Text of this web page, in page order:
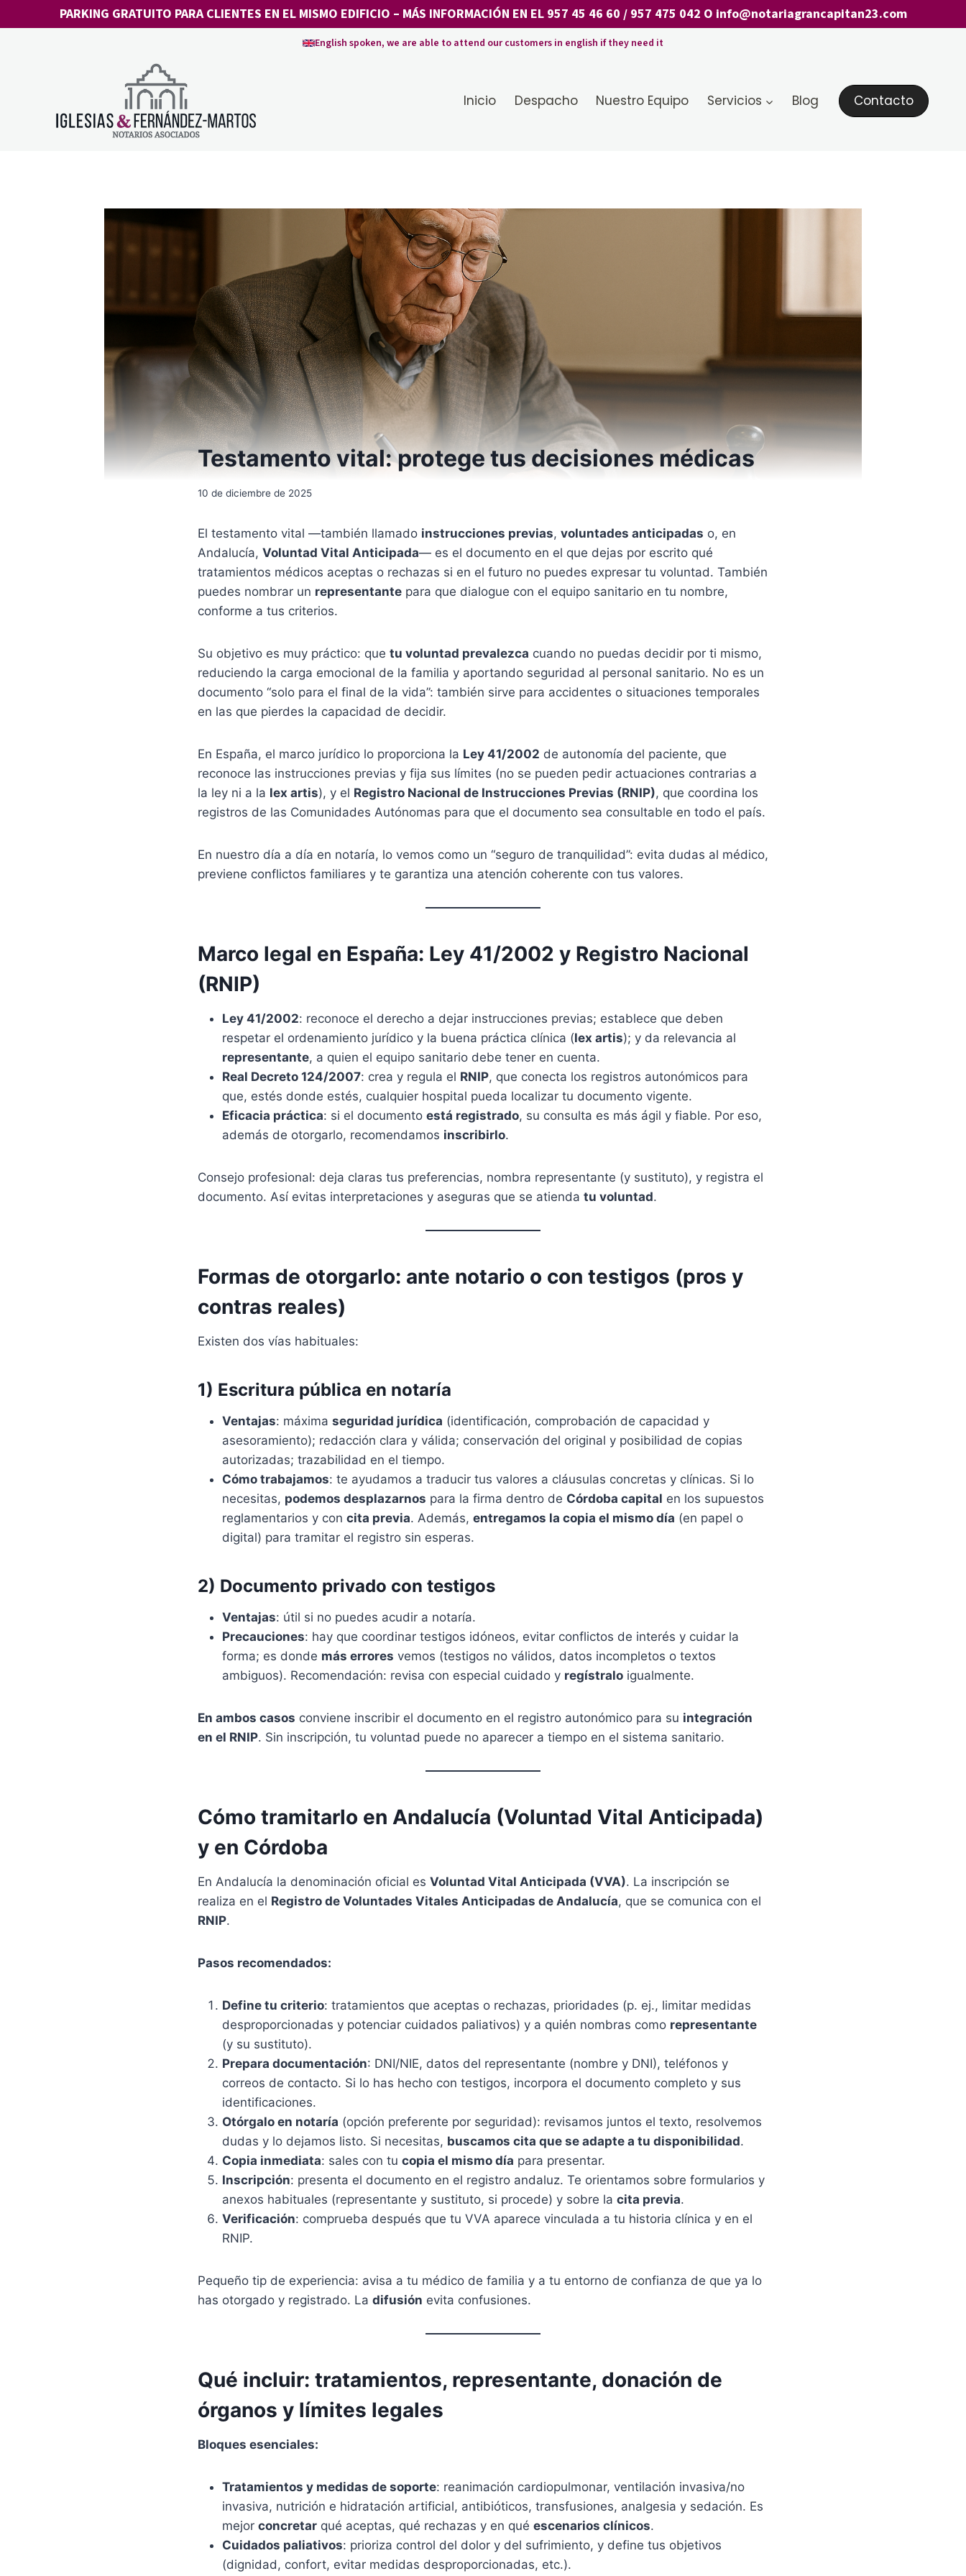
al
PARKING GRATUITO PARA CLIENTES EN EL MISMO EDIFICIO – MÁS INFORMACIÓN EN EL 957 45 46 60 / 957 475 042 O info@notariagrancapitan23.com
English spoken, we are able to attend our customers in english if they need it
Inicio Despacho Nuestro Equipo Servicios Blog Contacto
Testamento vital: protege tus decisiones médicas
10 de diciembre de 2025
El testamento vital —también llamado instrucciones previas, voluntades anticipadas o, en
Andalucía, Voluntad Vital Anticipada— es el documento en el que dejas por escrito qué
tratamientos médicos aceptas o rechazas si en el futuro no puedes expresar tu voluntad. También
puedes nombrar un representante para que dialogue con el equipo sanitario en tu nombre,
conforme a tus criterios.
Su objetivo es muy práctico: que tu voluntad prevalezca cuando no puedas decidir por ti mismo,
reduciendo la carga emocional de la familia y aportando seguridad al personal sanitario. No es un
documento “solo para el final de la vida”: también sirve para accidentes o situaciones temporales
en las que pierdes la capacidad de decidir.
En España, el marco jurídico lo proporciona la Ley 41/2002 de autonomía del paciente, que
reconoce las instrucciones previas y fija sus límites (no se pueden pedir actuaciones contrarias a
la ley ni a la lex artis), y el Registro Nacional de Instrucciones Previas (RNIP), que coordina los
registros de las Comunidades Autónomas para que el documento sea consultable en todo el país.
En nuestro día a día en notaría, lo vemos como un “seguro de tranquilidad”: evita dudas al médico,
previene conflictos familiares y te garantiza una atención coherente con tus valores.
Marco legal en España: Ley 41/2002 y Registro Nacional
(RNIP)
Ley 41/2002: reconoce el derecho a dejar instrucciones previas; establece que deben
respetar el ordenamiento jurídico y la buena práctica clínica (lex artis); y da relevancia al
representante, a quien el equipo sanitario debe tener en cuenta.
Real Decreto 124/2007: crea y regula el RNIP, que conecta los registros autonómicos para
que, estés donde estés, cualquier hospital pueda localizar tu documento vigente.
Eficacia práctica: si el documento está registrado, su consulta es más ágil y fiable. Por eso,
además de otorgarlo, recomendamos inscribirlo.
Consejo profesional: deja claras tus preferencias, nombra representante (y sustituto), y registra el
documento. Así evitas interpretaciones y aseguras que se atienda tu voluntad.
Formas de otorgarlo: ante notario o con testigos (pros y
contras reales)
Existen dos vías habituales:
1) Escritura pública en notaría
Ventajas: máxima seguridad jurídica (identificación, comprobación de capacidad y
asesoramiento); redacción clara y válida; conservación del original y posibilidad de copias
autorizadas; trazabilidad en el tiempo.
Cómo trabajamos: te ayudamos a traducir tus valores a cláusulas concretas y clínicas. Si lo
necesitas, podemos desplazarnos para la firma dentro de Córdoba capital en los supuestos
reglamentarios y con cita previa. Además, entregamos la copia el mismo día (en papel o
digital) para tramitar el registro sin esperas.
2) Documento privado con testigos
Ventajas: útil si no puedes acudir a notaría.
Precauciones: hay que coordinar testigos idóneos, evitar conflictos de interés y cuidar la
forma; es donde más errores vemos (testigos no válidos, datos incompletos o textos
ambiguos). Recomendación: revisa con especial cuidado y regístralo igualmente.
En ambos casos conviene inscribir el documento en el registro autonómico para su integración
en el RNIP. Sin inscripción, tu voluntad puede no aparecer a tiempo en el sistema sanitario.
Cómo tramitarlo en Andalucía (Voluntad Vital Anticipada)
y en Córdoba
En Andalucía la denominación oficial es Voluntad Vital Anticipada (VVA). La inscripción se
realiza en el Registro de Voluntades Vitales Anticipadas de Andalucía, que se comunica con el
RNIP.
Pasos recomendados:
Define tu criterio: tratamientos que aceptas o rechazas, prioridades (p. ej., limitar medidas
desproporcionadas y potenciar cuidados paliativos) y a quién nombras como representante
(y su sustituto).
Prepara documentación: DNI/NIE, datos del representante (nombre y DNI), teléfonos y
correos de contacto. Si lo has hecho con testigos, incorpora el documento completo y sus
identificaciones.
Otórgalo en notaría (opción preferente por seguridad): revisamos juntos el texto, resolvemos
dudas y lo dejamos listo. Si necesitas, buscamos cita que se adapte a tu disponibilidad.
Copia inmediata: sales con tu copia el mismo día para presentar.
Inscripción: presenta el documento en el registro andaluz. Te orientamos sobre formularios y
anexos habituales (representante y sustituto, si procede) y sobre la cita previa.
Verificación: comprueba después que tu VVA aparece vinculada a tu historia clínica y en el
RNIP.
Pequeño tip de experiencia: avisa a tu médico de familia y a tu entorno de confianza de que ya lo
has otorgado y registrado. La difusión evita confusiones.
Qué incluir: tratamientos, representante, donación de
órganos y límites legales
Bloques esenciales:
Tratamientos y medidas de soporte: reanimación cardiopulmonar, ventilación invasiva/no
invasiva, nutrición e hidratación artificial, antibióticos, transfusiones, analgesia y sedación. Es
mejor concretar qué aceptas, qué rechazas y en qué escenarios clínicos.
Cuidados paliativos: prioriza control del dolor y del sufrimiento, y define tus objetivos
(dignidad, confort, evitar medidas desproporcionadas, etc.).